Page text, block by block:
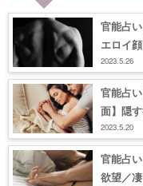
官能占
エロイ
2023.5.26
官能占
面】隠
2023.5.20
官能占
欲望／